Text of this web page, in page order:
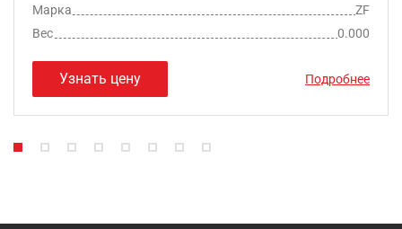
Марка
ZF
Вес
0.000
Узнать цену Подробнее